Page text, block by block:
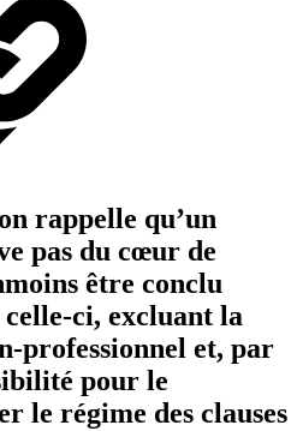
rappelle qu’un
pas du cœur de
être conclu
celle-ci, excluant la
professionnel et, par
pour le
le régime des clauses